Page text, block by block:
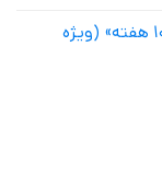
دوره آموزش مجازی «خلاقیت در ۱۰ هفته» (ویژه